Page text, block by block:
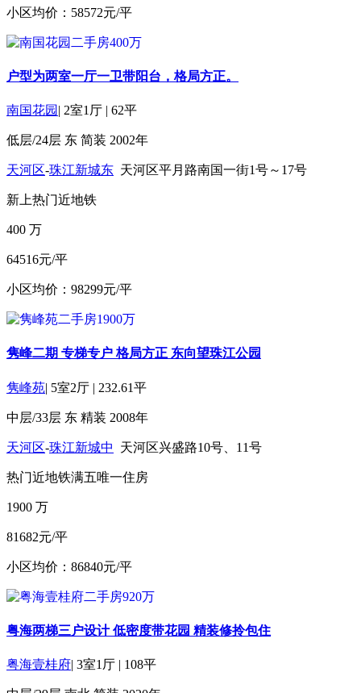
小区均价：58572元/平
户型为两室一厅一卫带阳台，格局方正。
南国花园 | 2室1厅 | 62平
低层/24层 东 简装 2002年
天河区-珠江新城东 天河区平月路南国一街1号～17号
新上热门近地铁
400 万
64516元/平
小区均价：98299元/平
隽峰二期 专梯专户 格局方正 东向望珠江公园
隽峰苑| 5室2厅 | 232.61平
中层/33层 东 精装 2008年
天河区-珠江新城中 天河区兴盛路10号、11号
热门近地铁满五唯一住房
1900 万
81682元/平
小区均价：86840元/平
粤海两梯三户设计 低密度带花园 精装修拎包住
粤海壹桂府| 3室1厅 | 108平